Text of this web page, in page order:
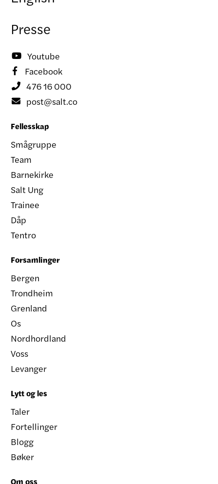
Presse
 Youtube
 Facebook
 476 16 000
 post@salt.co
Fellesskap
Smågruppe
Team
Barnekirke
Salt Ung
Trainee
Dåp
Tentro
Forsamlinger
Bergen
Trondheim
Grenland
Os
Nordhordland
Voss
Levanger
Lytt og les
Taler
Fortellinger
Blogg
Bøker
Om oss